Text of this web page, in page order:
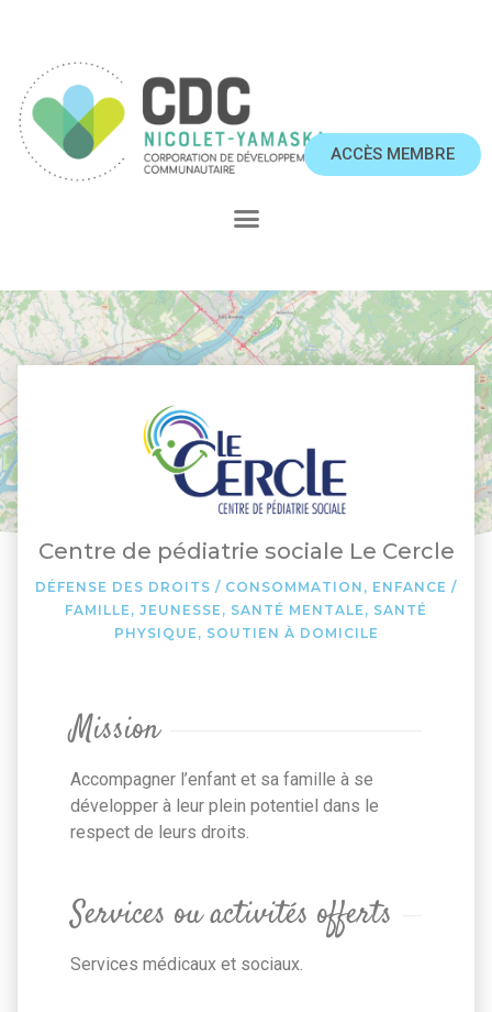
ACCÈS MEMBRE
Centre de pédiatrie sociale Le Cercle
DÉFENSE DES DROITS / CONSOMMATION , ENFANCE /
FAMILLE, JEUNESSE, SANTÉ MENTALE, SANTÉ
PHYSIQUE, SOUTIEN À DOMICILE
Mission
Accompagner l’enfant et sa famille à se
développer à leur plein potentiel dans le
respect de leurs droits.
Services ou activités offerts
Services médicaux et sociaux.